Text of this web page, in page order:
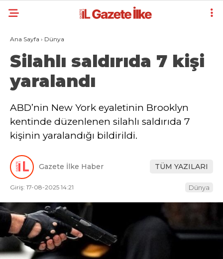
Ana Sayfa › Dünya
Silahlı saldırıda 7 kişi
yaralandı
ABD’nin New York eyaletinin Brooklyn
kentinde düzenlenen silahlı saldırıda 7
kişinin yaralandığı bildirildi.
Gazete İlke Haber TÜM YAZILARI
Giriş: 17-08-2025 14:21 Dünya